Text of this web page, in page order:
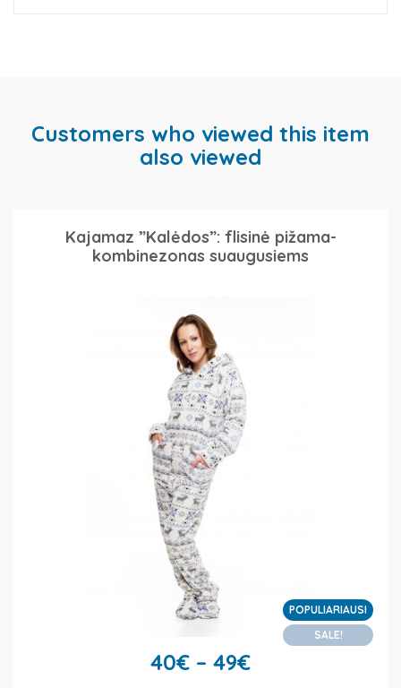
Customers who viewed this item
also viewed
Kajamaz ”Kalėdos”: flisinė pižama-
kombinezonas suaugusiems
POPULIARIAUSI
SALE!
40€ – 49€